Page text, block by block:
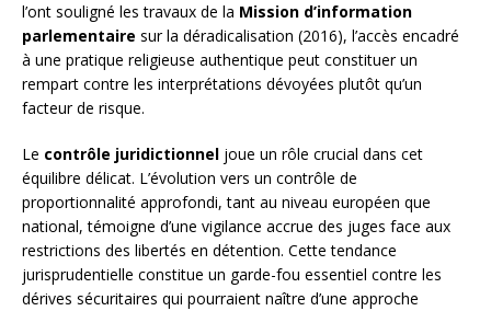
l’ont souligné les travaux de la Mission d’information
parlementaire sur la déradicalisation (2016), l’accès encadré
à une pratique religieuse authentique peut constituer un
rempart contre les interprétations dévoyées plutôt qu’un
facteur de risque.
Le contrôle juridictionnel joue un rôle crucial dans cet
équilibre délicat. L’évolution vers un contrôle de
proportionnalité approfondi, tant au niveau européen que
national, témoigne d’une vigilance accrue des juges face aux
restrictions des libertés en détention. Cette tendance
jurisprudentielle constitue un garde-fou essentiel contre les
dérives sécuritaires qui pourraient naître d’une approche